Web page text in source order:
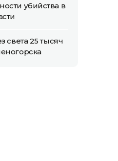
убийства в
света 25 тысяч